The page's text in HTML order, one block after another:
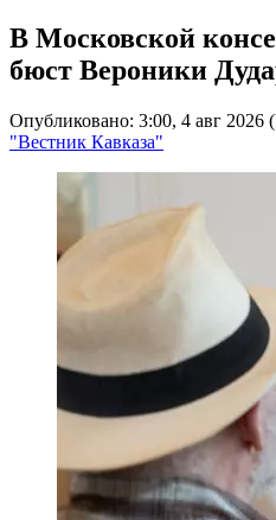
В Московской
бюст Вероники
Опубликовано: 3:00, 4 авг 2026
"Вестник Кавказа"